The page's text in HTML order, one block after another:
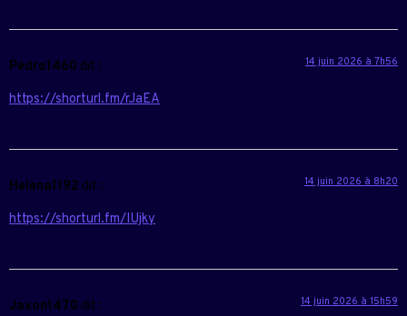
Pedro1460 dit : 14 juin 2026 à 7h56
https://shorturl.fm/rJaEA
Helena1192 dit : 14 juin 2026 à 8h20
https://shorturl.fm/IUjky
Jaxon1470 dit : 14 juin 2026 à 15h59